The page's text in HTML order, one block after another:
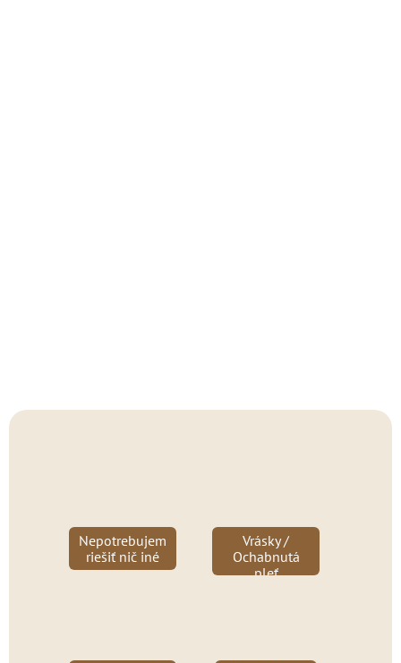
Nepotrebujem
riešiť nič iné
Vrásky /
Ochabnutá
pleť